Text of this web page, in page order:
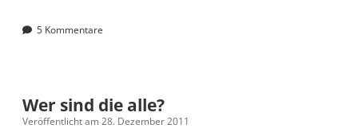
5 Kommentare
Wer sind die alle?
Veröffentlicht am 28. Dezember 2011